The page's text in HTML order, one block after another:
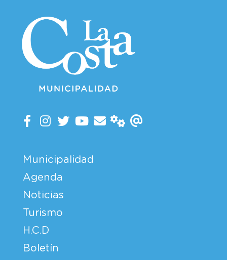
Municipalidad
Agenda
Noticias
Turismo
H.C.D
Boletín